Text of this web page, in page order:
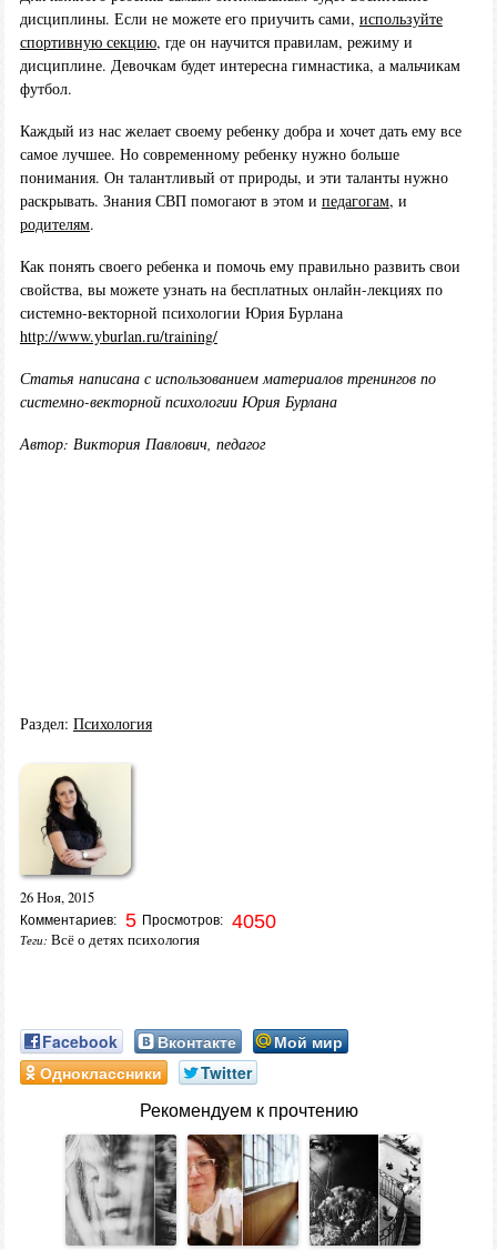
дисциплины. Если не можете его приучить сами, используйте
спортивную секцию, где он научится правилам, режиму и
дисциплине. Девочкам будет интересна гимнастика, а мальчикам
футбол.
Каждый из нас желает своему ребенку добра и хочет дать ему все
самое лучшее. Но современному ребенку нужно больше
понимания. Он талантливый от природы, и эти таланты нужно
раскрывать. Знания СВП помогают в этом и педагогам, и
родителям.
Как понять своего ребенка и помочь ему правильно развить свои
свойства, вы можете узнать на бесплатных онлайн-лекциях по
системно-векторной психологии Юрия Бурлана
http://www.yburlan.ru/training/
Статья написана с использованием материалов тренингов по
системно-векторной психологии Юрия Бурлана
Автор: Виктория Павлович, педагог
Раздел: Психология
26 Ноя, 2015
Комментариев: 5 Просмотров: 4050
Теги: Всё о детях психология
Facebook Вконтакте
Мой мир
Одноклассники
Twitter
Рекомендуем к прочтению